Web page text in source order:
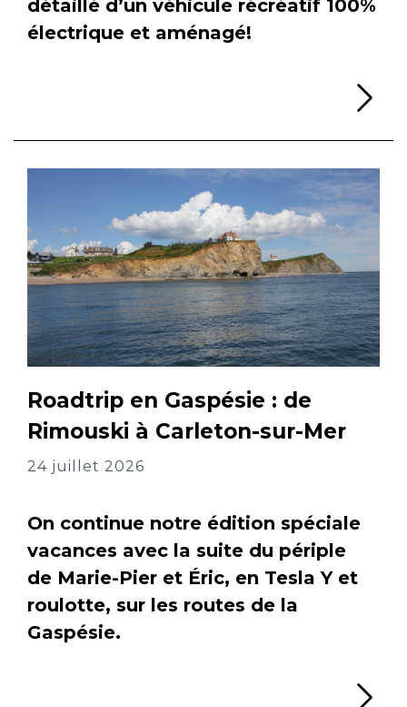
détaillé d’un véhicule récréatif 100%
électrique et aménagé!
Roadtrip en Gaspésie : de
Rimouski à Carleton-sur-Mer
24 juillet 2026
On continue notre édition spéciale
vacances avec la suite du périple
de Marie-Pier et Éric, en Tesla Y et
roulotte, sur les routes de la
Gaspésie.